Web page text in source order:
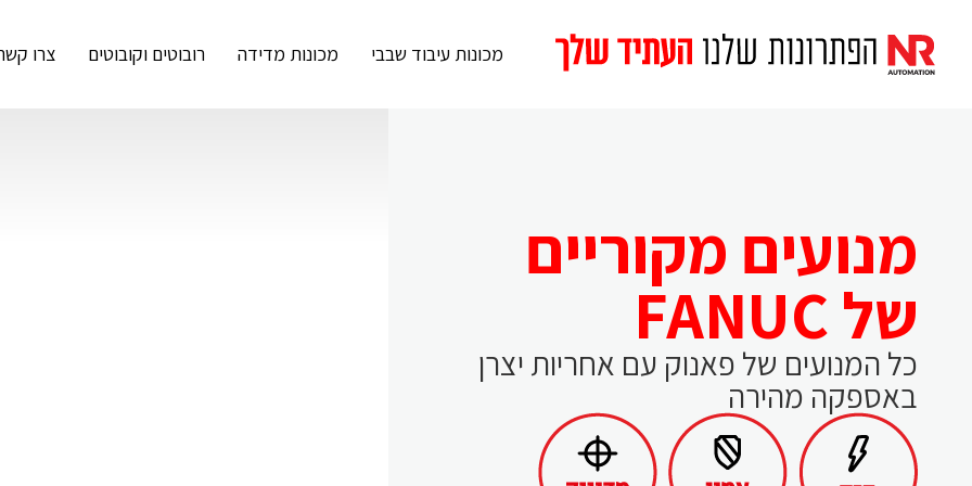
מכונות עיבוד שבבי מכונות מדידה רובוטים וקובוטים צרו
מנועים מקוריים
של FANUC
כל המנועים של פאנוק עם אחריות יצרן
באספקה מהירה